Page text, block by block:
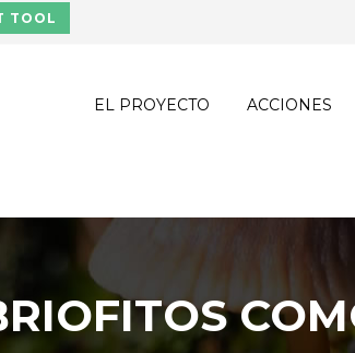
TOOL
EL PROYECTO ACCIONES